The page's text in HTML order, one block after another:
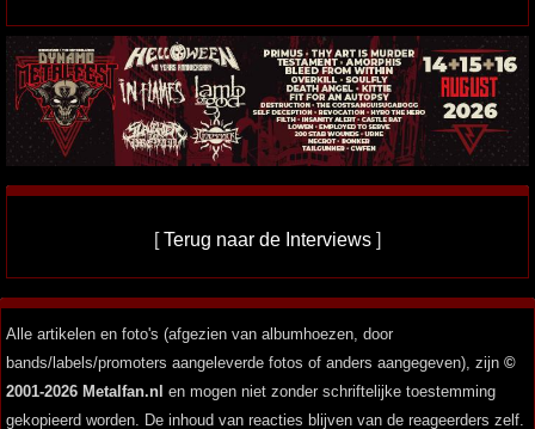
[Terug naar de Interviews ]
Alle artikelen en foto's (afgezien van albumhoezen, door
bands/labels/promoters aangeleverde fotos of anders aangegeven), zijn ©
2001-2026 Metalfan.nl en mogen niet zonder schriftelijke toestemming
gekopieerd worden. De inhoud van reacties blijven van de reageerders zelf.